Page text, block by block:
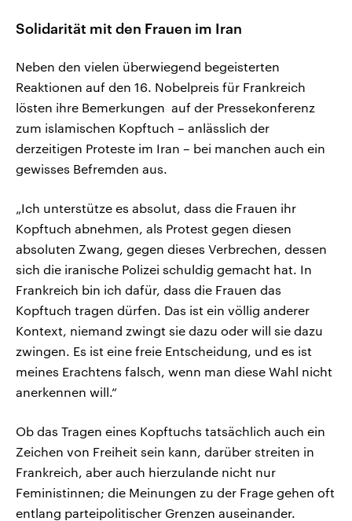
Solidarität mit den Frauen im Iran
Neben den vielen überwiegend begeisterten
Reaktionen auf den 16. Nobelpreis für Frankreich
lösten ihre Bemerkungen auf der Pressekonferenz
zum islamischen Kopftuch – anlässlich der
derzeitigen Proteste im Iran – bei manchen auch ein
gewisses Befremden aus.
„Ich unterstütze es absolut, dass die Frauen ihr
Kopftuch abnehmen, als Protest gegen diesen
absoluten Zwang, gegen dieses Verbrechen, dessen
sich die iranische Polizei schuldig gemacht hat. In
Frankreich bin ich dafür, dass die Frauen das
Kopftuch tragen dürfen. Das ist ein völlig anderer
Kontext, niemand zwingt sie dazu oder will sie dazu
zwingen. Es ist eine freie Entscheidung, und es ist
meines Erachtens falsch, wenn man diese Wahl nicht
anerkennen will.“
Ob das Tragen eines Kopftuchs tatsächlich auch ein
Zeichen von Freiheit sein kann, darüber streiten in
Frankreich, aber auch hierzulande nicht nur
Feministinnen; die Meinungen zu der Frage gehen oft
entlang parteipolitischer Grenzen auseinander.